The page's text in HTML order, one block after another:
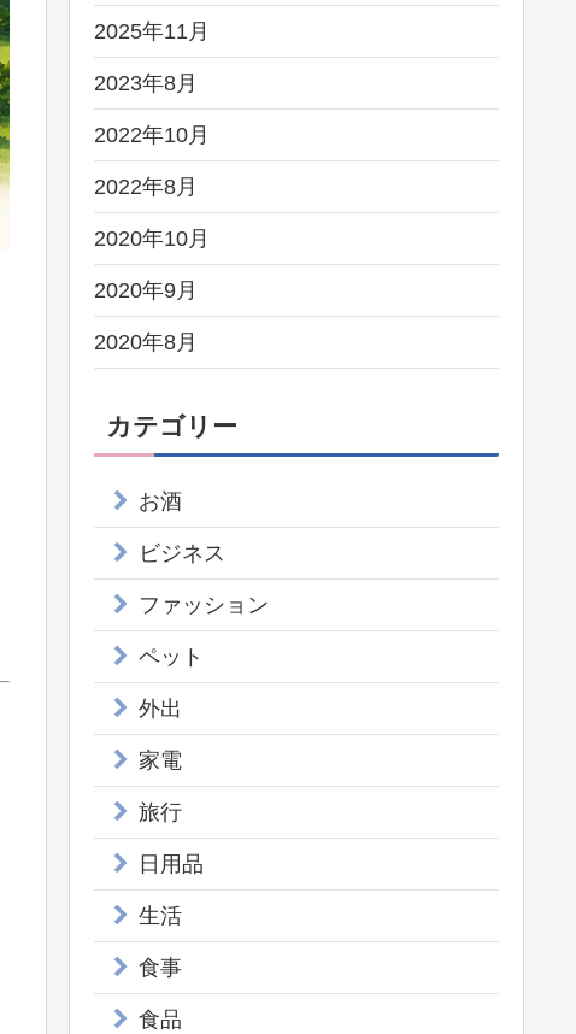
2025年11月
2023年8月
2022年10月
2022年8月
2020年10月
2020年9月
2020年8月
カテゴリー
お酒
ビジネス
ファッション
ペット
外出
家電
旅行
日用品
生活
食事
食品